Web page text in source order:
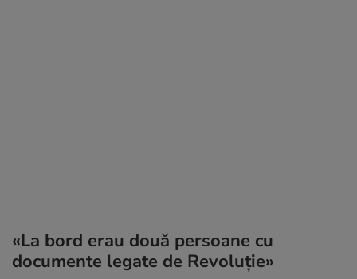
«La bord erau două persoane cu
documente legate de Revoluţie»